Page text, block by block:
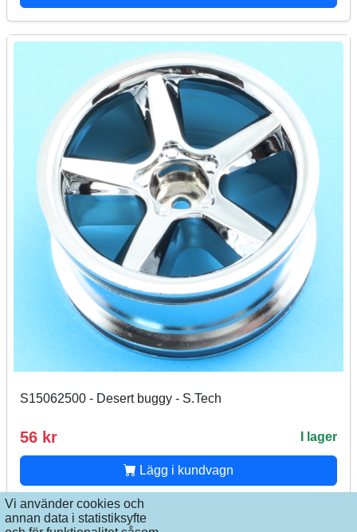
Vi använder cookies och
annan data i statistiksyfte
S15062500 - Desert buggy - S.Tech
56 kr I lager
Lägg i kundvagn